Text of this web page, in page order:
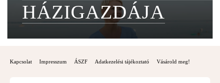
HÁZIGAZDÁJA
Kapcsolat Impresszum ÁSZF Adatkezelési tájékoztató Vásárold meg!